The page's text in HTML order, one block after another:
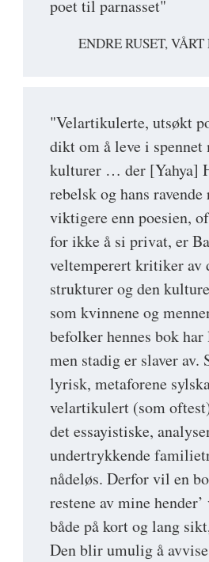
poet til parnasset"
ENDRE RUSET,
"Velartikulerte, utsøkt
dikt om å leve i
kulturer … der [Yahya]
rebelsk og hans
viktigere enn poesien,
for ikke å si privat, er
veltemperert kritiker av
strukturer og den
som kvinnene og
befolker hennes bok har
men stadig er slaver av.
lyrisk, metaforene
velartikulert (som
det essayistiske,
undertrykkende
nådeløs. Derfor vil en
restene av mine
både på kort og lang
Den blir umulig å